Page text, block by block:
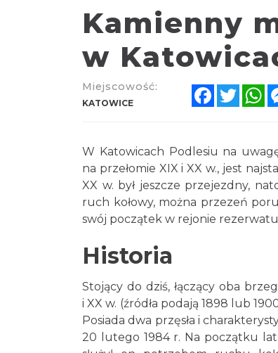
Kamienny
w
Miejscowość:
KATOWICE
Facebook
W Katowicach Podlesiu na
na przełomie XIX i XX w., jest
XX w. był jeszcze przejezdny,
ruch kołowy, można przezeń
swój początek w rejonie
Historia
Stojący do dziś, łączący oba
i XX w. (źródła podają 1898 lub
Posiada dwa przęsła i
20 lutego 1984 r. Na początku